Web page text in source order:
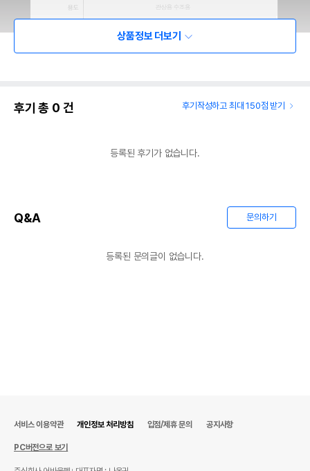
상품정보 더보기
후기 총 0 건 후기작성하고 최대 150점 받기
등록된 후기가 없습니다.
Q&A 문의하기
등록된 문의글이 없습니다.
서비스 이용약관 개인정보 처리방침 입점/제휴 문의 공지사항
PC버전으로 보기